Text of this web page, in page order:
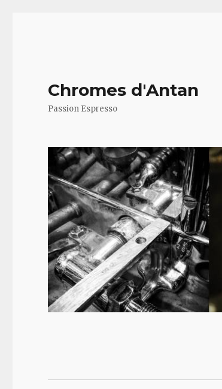
Chromes d'Antan
Passion Espresso